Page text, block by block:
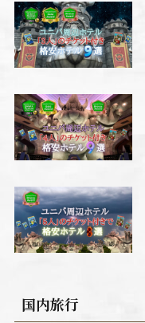
国内旅行